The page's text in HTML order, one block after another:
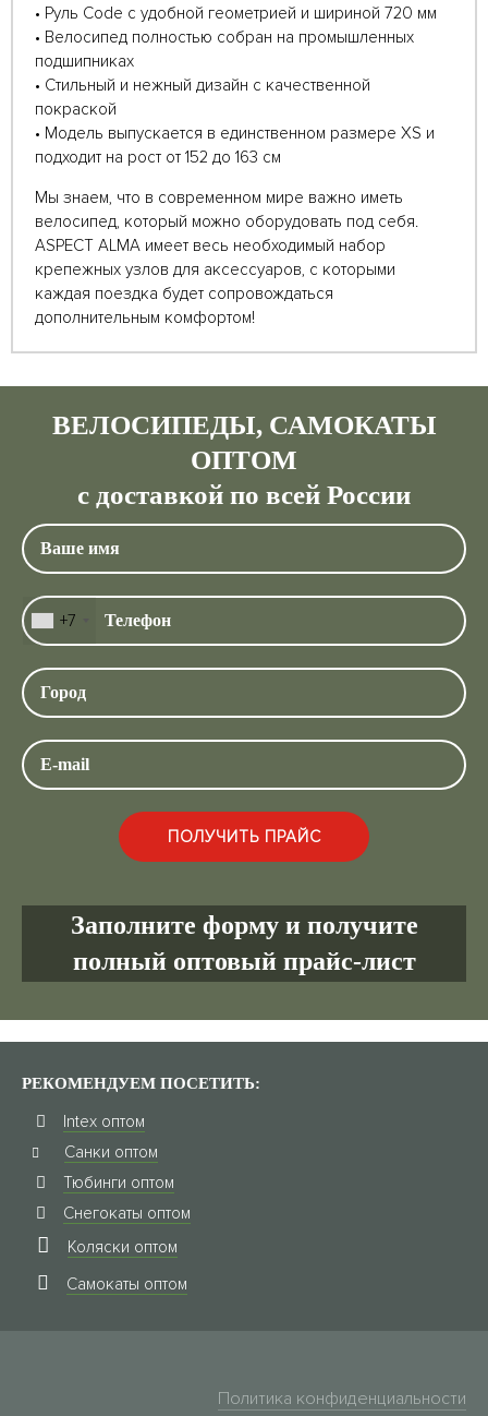
• Руль Code c удобной геометрией и шириной 720 мм
• Велосипед полностью собран на промышленных
подшипниках
• Стильный и нежный дизайн с качественной
покраской
• Модель выпускается в единственном размере XS и
подходит на рост от 152 до 163 см
Мы знаем, что в современном мире важно иметь
велосипед, который можно оборудовать под себя.
ASPECT ALMA имеет весь необходимый набор
крепежных узлов для аксессуаров, с которыми
каждая поездка будет сопровождаться
дополнительным комфортом!
ВЕЛОСИПЕДЫ, САМОКАТЫ
ОПТОМ
с доставкой по всей России
+7
Заполните форму и получите
полный оптовый прайс-лист
РЕКОМЕНДУЕМ ПОСЕТИТЬ:
Intex оптом
Санки оптом
Тюбинги оптом
Снегокаты оптом
Коляски оптом
Самокаты оптом
Политика конфиденциальности